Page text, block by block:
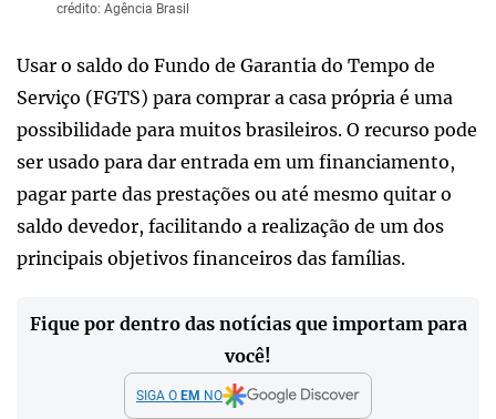
crédito: Agência Brasil
Usar o saldo do Fundo de Garantia do Tempo de
Serviço (FGTS) para comprar a casa própria é uma
possibilidade para muitos brasileiros. O recurso pode
ser usado para dar entrada em um financiamento,
pagar parte das prestações ou até mesmo quitar o
saldo devedor, facilitando a realização de um dos
principais objetivos financeiros das famílias.
Fique por dentro das notícias que importam para
você!
SIGA O EM NO